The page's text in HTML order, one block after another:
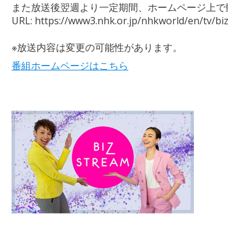
また放送後翌週より一定期間、ホームページ上で
URL: https://www3.nhk.or.jp/nhkworld/en/tv/
※放送内容は変更の可能性があります。
番組ホームページはこちら